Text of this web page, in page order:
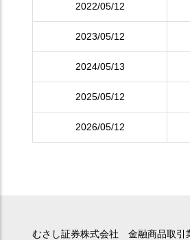
2022/05/12
2023/05/12
2024/05/13
2025/05/12
2026/05/12
むさし証券株式会社 金融商品取